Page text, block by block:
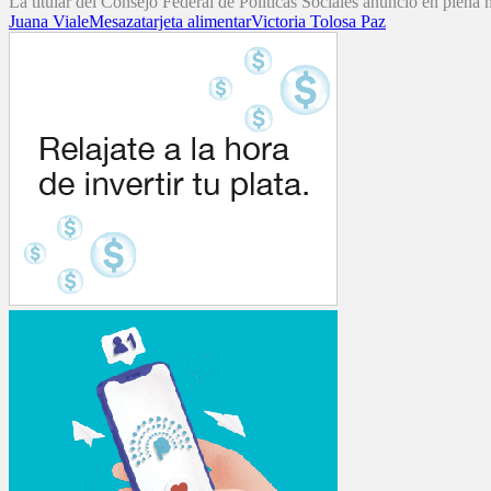
Juana VialeMesazatarjeta alimentarVictoria Tolosa Paz